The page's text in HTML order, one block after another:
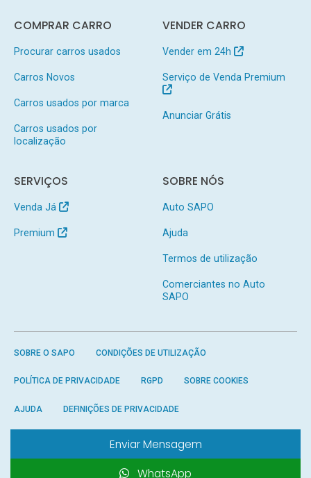
Enviar Mensagem
WhatsApp
COMPRAR CARRO
Procurar carros usados
Carros Novos
Carros usados por marca
Carros usados por
localização
VENDER CARRO
Vender em 24h
Serviço de Venda Premium
Anunciar Grátis
SERVIÇOS
Venda Já
Premium
SOBRE NÓS
Auto SAPO
Ajuda
Termos de utilização
Comerciantes no Auto
SAPO
SOBRE O SAPO CONDIÇÕES DE UTILIZAÇÃO
POLÍTICA DE PRIVACIDADE RGPD SOBRE COOKIES
AJUDA DEFINIÇÕES DE PRIVACIDADE